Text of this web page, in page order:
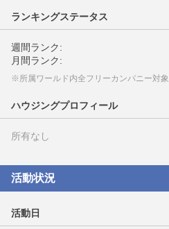
ランキングステータス
週間ランク:
月間ランク:
※所属ワールド内全フリーカンパニー対象
ハウジングプロフィール
所有なし
活動状況
活動日